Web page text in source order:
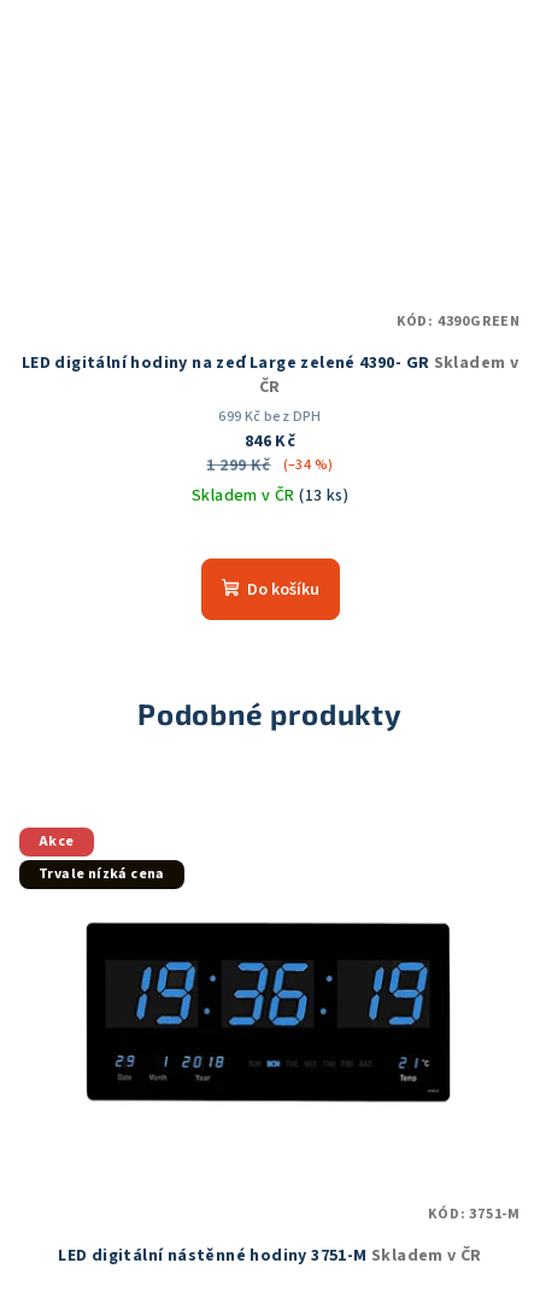
LED digitální hodiny na zeď Large zelené 4390- GR Skladem v
ČR
699 Kč bez DPH
846 Kč
1 299 Kč
(–34 %)
Skladem v ČR(13 ks)
Do košíku
KÓD: 4390GREEN
Podobné produkty
Akce
Trvale nízká cena
LED digitální nástěnné hodiny 3751-M Skladem v ČR
KÓD:3751-M